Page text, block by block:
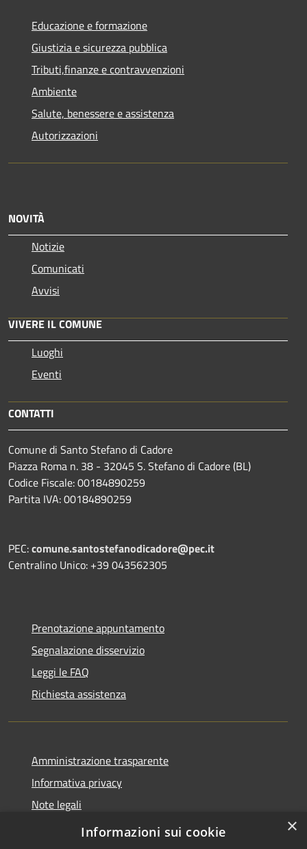
Educazione e formazione
Giustizia e sicurezza pubblica
Tributi,finanze e contravvenzioni
Ambiente
Salute, benessere e assistenza
Autorizzazioni
NOVITÀ
Notizie
Comunicati
Avvisi
VIVERE IL COMUNE
Luoghi
Eventi
CONTATTI
Comune di Santo Stefano di Cadore
Piazza Roma n. 38 - 32045 S. Stefano di Cadore (BL)
Codice Fiscale: 00184890259
Partita IVA: 00184890259
PEC:comune.santostefanodicadore@pec.it
Centralino Unico: +39 043562305
Prenotazione appuntamento
Segnalazione disservizio
Leggi le FAQ
Richiesta assistenza
Amministrazione trasparente
Informativa privacy
Note legali
Dichiarazione di accessibilità
×
Informazioni sui cookie